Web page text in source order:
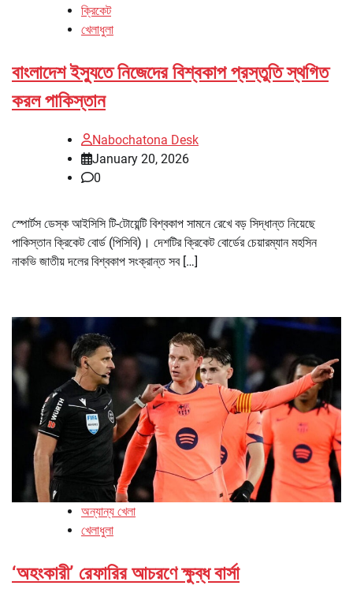
ক্রিকেট
খেলাধুলা
বাংলাদেশ ইস্যুতে নিজেদের বিশ্বকাপ প্রস্তুতি স্থগিত
করল পাকিস্তান
Nabochatona Desk
January 20, 2026
0
স্পোর্টস ডেস্ক আইসিসি টি-টোয়েন্টি বিশ্বকাপ সামনে রেখে বড় সিদ্ধান্ত নিয়েছে
পাকিস্তান ক্রিকেট বোর্ড (পিসিবি)। দেশটির ক্রিকেট বোর্ডের চেয়ারম্যান মহসিন
নাকভি জাতীয় দলের বিশ্বকাপ সংক্রান্ত সব […]
অন্যান্য খেলা
খেলাধুলা
‘অহংকারী’ রেফারির আচরণে ক্ষুব্ধ বার্সা